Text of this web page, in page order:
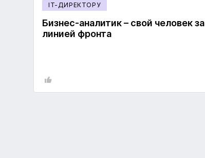
IT-ДИРЕКТОРУ
Бизнес-аналитик – свой человек за
линией фронта